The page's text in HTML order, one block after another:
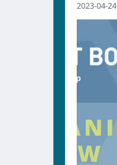
2023-04-24